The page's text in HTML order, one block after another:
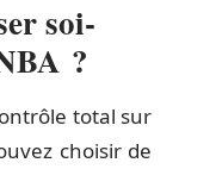
soi-
?
total sur
choisir de